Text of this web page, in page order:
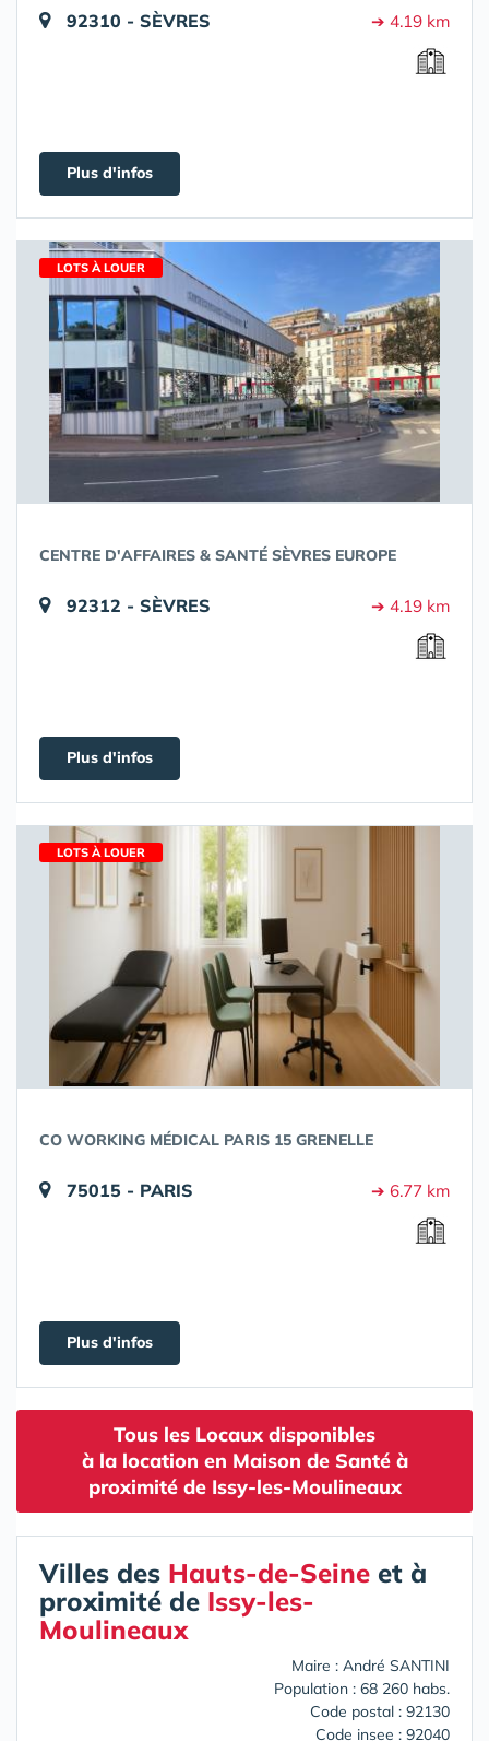
92310 - SÈVRES ➔ 4.19 km
Plus d'infos
LOTS À LOUER
CENTRE D'AFFAIRES & SANTÉ SÈVRES EUROPE
92312 - SÈVRES ➔ 4.19 km
Plus d'infos
LOTS À LOUER
CO WORKING MÉDICAL PARIS 15 GRENELLE
75015 - PARIS ➔ 6.77 km
Plus d'infos
Tous les Locaux disponibles
à la location en Maison de Santé à
proximité de Issy-les-Moulineaux
Villes des Hauts-de-Seine et à
proximité de Issy-les-
Moulineaux
Maire : André SANTINI
Population : 68 260 habs.
Code postal : 92130
Code insee : 92040